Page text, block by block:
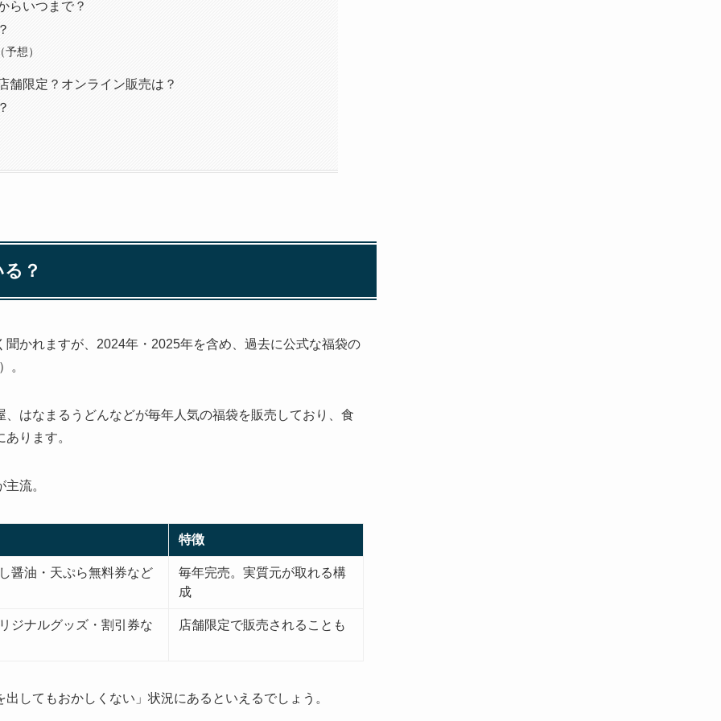
らいつまで？
想）
舗限定？オンライン販売は？
？
かれますが、2024年・2025年を含め、過去に公式な福袋の
。
はなまるうどんなどが毎年人気の福袋を販売しており、食
ります。
流。
特徴
醤油・天ぷら無料券など
毎年完売。実質元が取れる構
成
ジナルグッズ・割引券な 店舗限定で販売されることも
してもおかしくない」状況にあるといえるでしょう。